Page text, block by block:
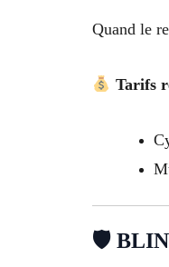
Quand le
Tarifs
🛡